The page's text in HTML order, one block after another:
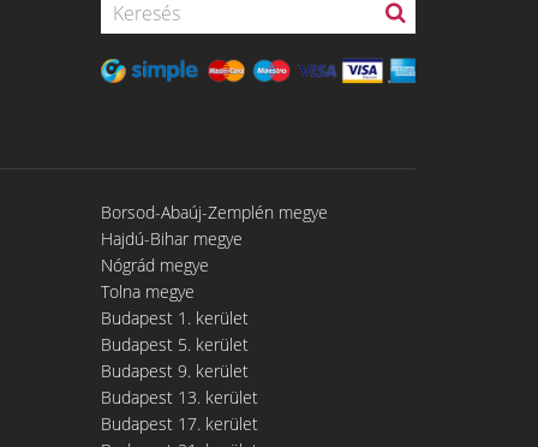
Borsod-Abaúj-Zemplén megye
Hajdú-Bihar megye
Nógrád megye
Tolna megye
Budapest 1. kerület
Budapest 5. kerület
Budapest 9. kerület
Budapest 13. kerület
Budapest 17. kerület